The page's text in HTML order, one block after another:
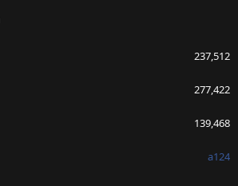
237,512
277,422
139,468
a124